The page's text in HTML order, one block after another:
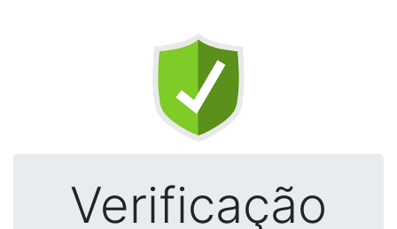
Verificação